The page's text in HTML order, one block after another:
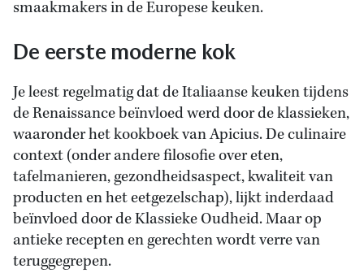
smaakmakers in de Europese keuken.
De eerste moderne kok
Je leest regelmatig dat de Italiaanse keuken tijdens
de Renaissance beïnvloed werd door de klassieken,
waaronder het kookboek van Apicius. De culinaire
context (onder andere filosofie over eten,
tafelmanieren, gezondheidsaspect, kwaliteit van
producten en het eetgezelschap), lijkt inderdaad
beïnvloed door de Klassieke Oudheid. Maar op
antieke recepten en gerechten wordt verre van
teruggegrepen.